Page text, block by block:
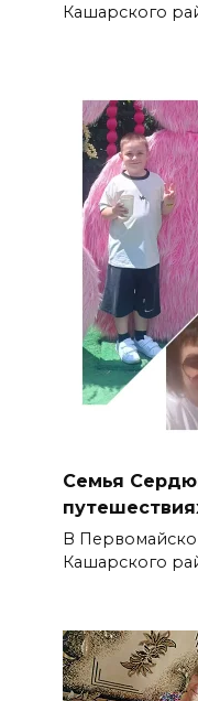
Кашарского
Семья
В
Кашарского